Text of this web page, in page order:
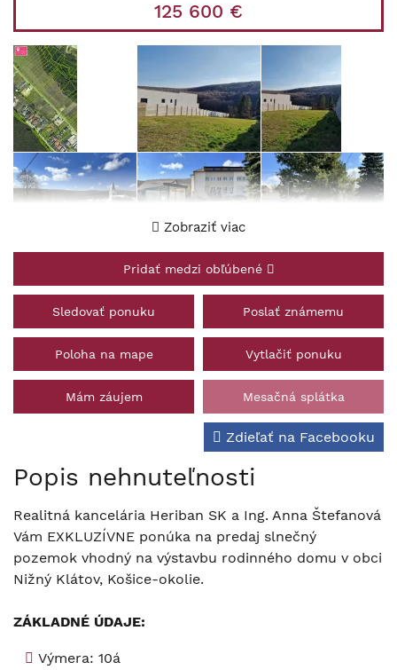
125 600 €
Zobraziť viac
Pridať medzi obľúbené
Sledovať ponuku Poslať známemu
Poloha na mape Vytlačiť ponuku
Mám záujem Mesačná splátka
Popis nehnuteľnosti
Zdieľať na Facebooku
Realitná kancelária Heriban SK a Ing. Anna Štefanová
Vám EXKLUZÍVNE ponúka na predaj slnečný
pozemok vhodný na výstavbu rodinného domu v obci
Nižný Klátov, Košice-okolie.
ZÁKLADNÉ ÚDAJE:
Výmera: 10á